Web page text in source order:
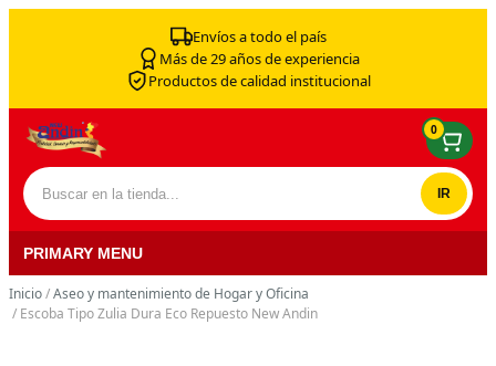
Envíos a todo el país
Más de 29 años de experiencia
Productos de calidad institucional
Buscar por:
0
PRIMARY MENU
Inicio/Aseo y mantenimiento de Hogar y Oficina
/ Escoba Tipo Zulia Dura Eco Repuesto New Andin